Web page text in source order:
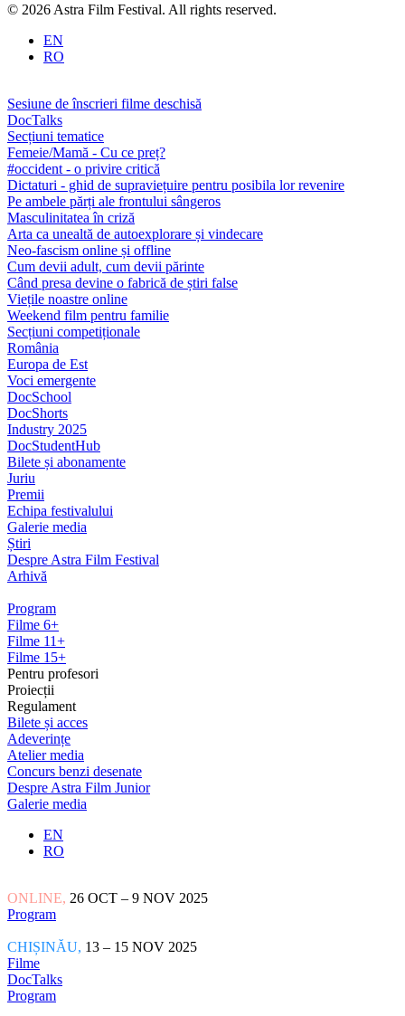
© 2026 Astra Film Festival. All rights reserved.
EN
RO
Sesiune de înscrieri filme deschisă
DocTalks
Secțiuni tematice
Femeie/Mamă - Cu ce preț?
#occident - o privire critică
Dictaturi - ghid de supraviețuire pentru posibila lor revenire
Pe ambele părți ale frontului sângeros
Masculinitatea în criză
Arta ca unealtă de autoexplorare și vindecare
Neo-fascism online și offline
Cum devii adult, cum devii părinte
Când presa devine o fabrică de știri false
Viețile noastre online
Weekend film pentru familie
Secțiuni competiționale
România
Europa de Est
Voci emergente
DocSchool
DocShorts
Industry 2025
DocStudentHub
Bilete și abonamente
Juriu
Premii
Echipa festivalului
Galerie media
Știri
Despre Astra Film Festival
Arhivă
Program
Filme 6+
Filme 11+
Filme 15+
Pentru profesori
Proiecții
Regulament
Bilete și acces
Adeverințe
Atelier media
Concurs benzi desenate
Despre Astra Film Junior
Galerie media
EN
RO
ONLINE, 26 OCT – 9 NOV 2025
Program
CHIȘINĂU, 13 – 15 NOV 2025
Filme
DocTalks
Program